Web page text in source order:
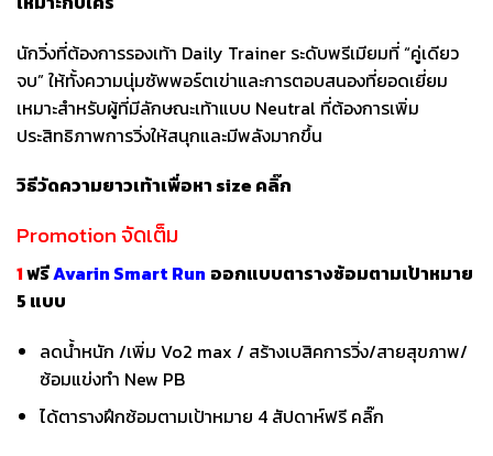
นักวิ่งที่ต้องการรองเท้า Daily Trainer ระดับพรีเมียมที่ “คู่เดียว
จบ” ให้ทั้งความนุ่มซัพพอร์ตเข่าและการตอบสนองที่ยอดเยี่ยม
เหมาะสำหรับผู้ที่มีลักษณะเท้าแบบ Neutral ที่ต้องการเพิ่ม
ประสิทธิภาพการวิ่งให้สนุกและมีพลังมากขึ้น
วิธีวัดความยาวเท้าเพื่อหา size คลิ๊ก
Promotion จัดเต็ม
1ฟรีAvarin Smart Run ออกแบบตารางซ้อมตามเป้าหมาย
5 แบบ
ลดน้ำหนัก /เพิ่ม Vo2 max / สร้างเบสิคการวิ่ง/สายสุขภาพ/
ซ้อมแข่งทำ New PB
ได้ตารางฝึกซ้อมตามเป้าหมาย 4 สัปดาห์ฟรี คลิ๊ก